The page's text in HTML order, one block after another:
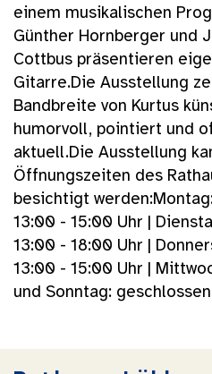
einem musikalischen
Günther Hornberger und
Cottbus präsentieren
Gitarre.Die Ausstellung
Bandbreite von Kurtus
humorvoll, pointiert und
aktuell.Die Ausstellung
Öffnungszeiten des
besichtigt
13:00 - 15:00 Uhr |
13:00 - 18:00 Uhr |
13:00 - 15:00 Uhr |
und Sonntag: geschlossen